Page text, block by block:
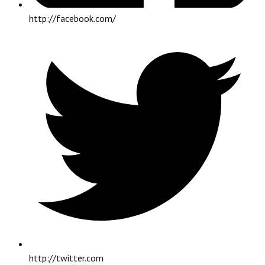
http://facebook.com/
http://twitter.com